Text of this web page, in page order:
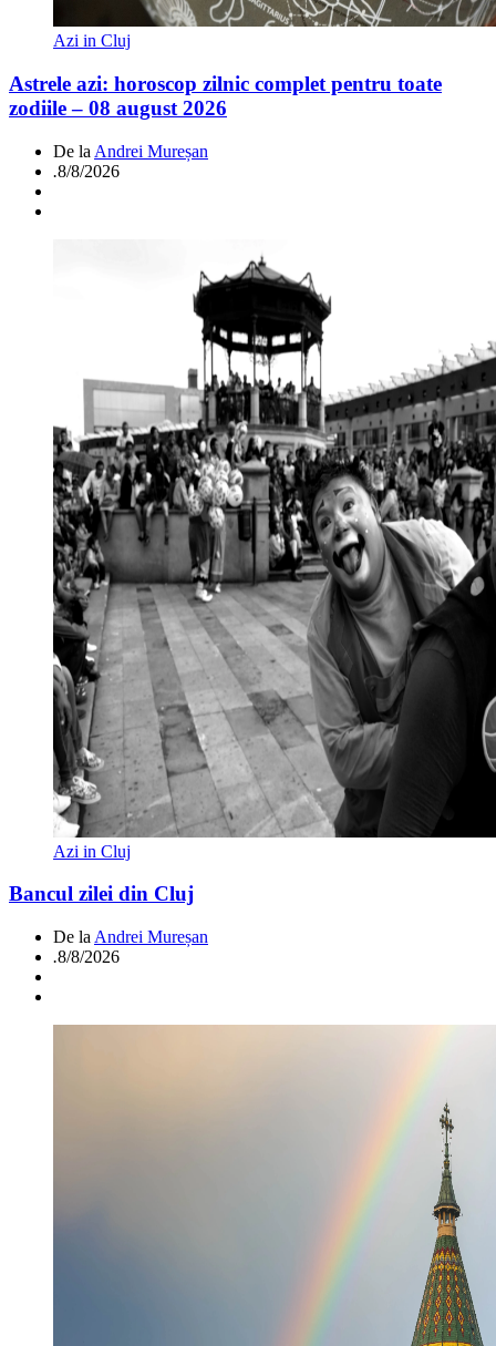
Azi in Cluj
Astrele azi: horoscop zilnic complet pentru toate
zodiile – 08 august 2026
De la Andrei Mureșan
.8/8/2026
Azi in Cluj
Bancul zilei din Cluj
De la Andrei Mureșan
.8/8/2026